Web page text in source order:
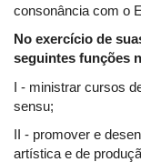
consonância com o
No exercício de
seguintes funções
I - ministrar cursos
sensu;
II - promover e
artística e de